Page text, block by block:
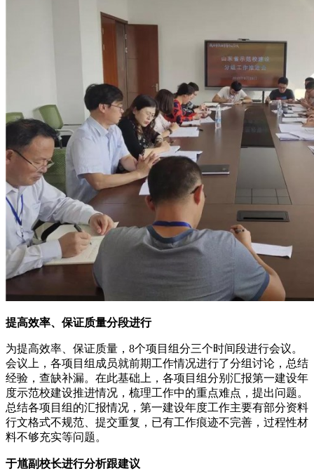
提高效率、保证质量分段进行
为提高效率、保证质量，8个项目组分三个时间段进行会议。
会议上，各项目组成员就前期工作情况进行了分组讨论，总结
经验，查缺补漏。在此基础上，各项目组分别汇报第一建设年
度示范校建设推进情况，梳理工作中的重点难点，提出问题。
总结各项目组的汇报情况，第一建设年度工作主要有部分资料
行文格式不规范、提交重复，已有工作痕迹不完善，过程性材
料不够充实等问题。
于馗副校长进行分析跟建议